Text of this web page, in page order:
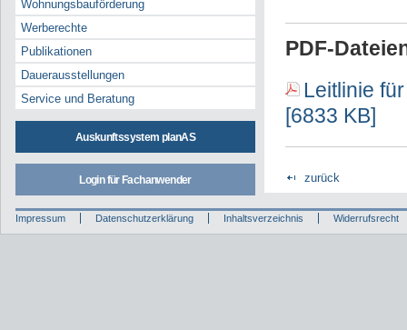
Wohnungsbauförderung
Werberechte
Publikationen
Dauerausstellungen
Service und Beratung
Auskunftssystem planAS
Login für Fachanwender
PDF-
Leitlinie
[6833 KB]
zurück
Impressum Datenschutzerklärung Inhaltsverzeichnis Widerrufsrecht